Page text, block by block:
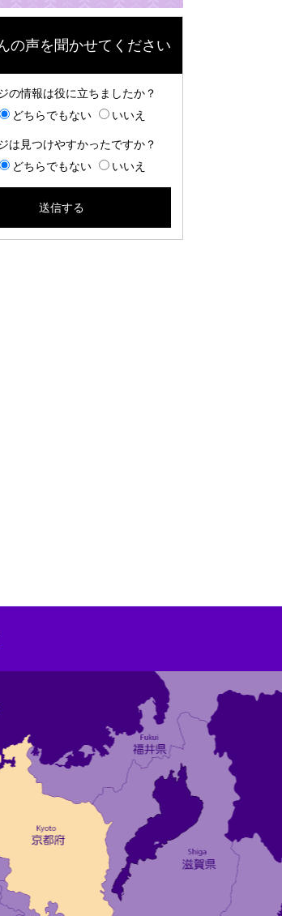
の声を聞かせてください
の情報は役に立ちましたか？
どちらでもない いいえ
は見つけやすかったですか？
どちらでもない いいえ